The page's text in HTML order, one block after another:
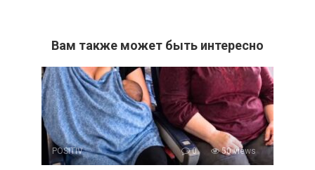
Вам также может быть интересно
POSITIV 0 50 views